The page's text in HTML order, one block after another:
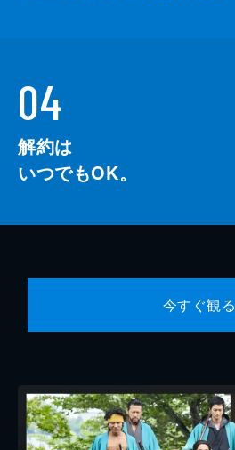
04
解約は
いつでもOK。
今すぐ観る